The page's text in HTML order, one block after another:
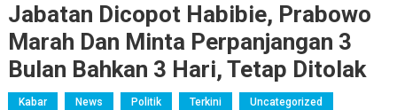
Jabatan Dicopot Habibie, Prabowo
Marah Dan Minta Perpanjangan 3
Bulan Bahkan 3 Hari, Tetap Ditolak
Kabar News Politik Terkini Uncategorized